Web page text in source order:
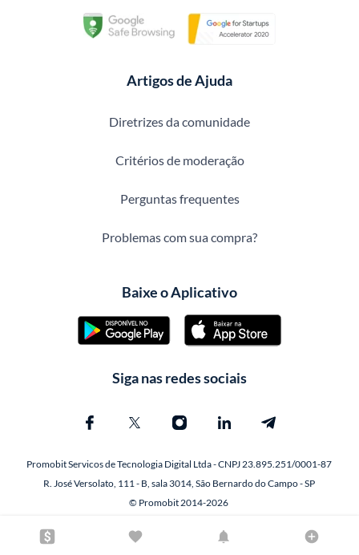
Artigos de Ajuda
Diretrizes da comunidade
Critérios de moderação
Perguntas frequentes
Problemas com sua compra?
Baixe o Aplicativo
Siga nas redes sociais
Promobit Servicos de Tecnologia Digital Ltda - CNPJ 23.895.251/0001-87
R. José Versolato, 111 - B, sala 3014, São Bernardo do Campo - SP
© Promobit 2014-2026